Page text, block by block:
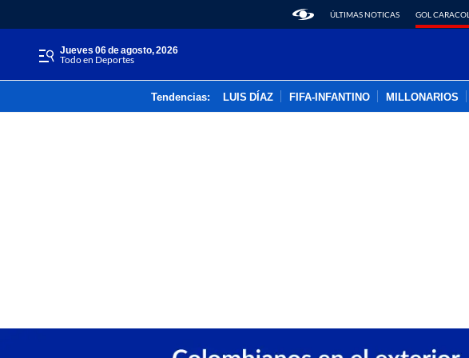
ÚLTIMAS NOTICAS GOL CARACOL
jueves 06 de agosto, 2026
Todo en Deportes
Tendencias: LUIS DÍAZ FIFA-INFANTINO MILLONARIOS